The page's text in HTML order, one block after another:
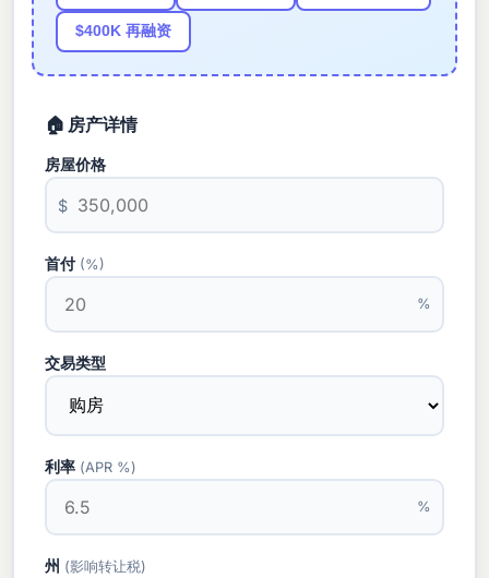
$400K 再融资
🏠 房产详情
房屋价格
$
首付 (%)
%
交易类型
利率 (APR %)
%
州 (影响转让税)